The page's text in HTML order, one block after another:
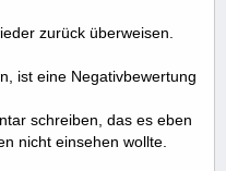
zurück überweisen.
ist eine Negativbewertung
schreiben, das es eben
nicht einsehen wollte.